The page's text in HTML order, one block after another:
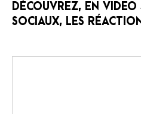
DÉCOUVREZ, EN VIDEO
SOCIAUX, LES